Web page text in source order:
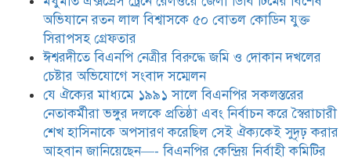
অভিযানে রতন লাল বিশ্বাসকে ৫০ বোতল কোডিন যুক্ত
সিরাপসহ গ্রেফতার
ঈশ্বরদীতে বিএনপি নেত্রীর বিরুদ্ধে জমি ও দোকান দখলের
চেষ্টার অভিযোগে সংবাদ সম্মেলন
যে ঐক্যের মাধ্যমে ১৯৯১ সালে বিএনপির সকলস্তরের
নেতাকর্মীরা ভঙ্গুর দলকে প্রতিষ্ঠা এবং নির্বাচন করে স্বৈরাচারী
শেখ হাসিনাকে অপসারণ করেছিল সেই ঐক্যকেই সুদৃঢ় করার
আহবান জানিয়েছেন—- বিএনপির কেন্দ্রিয় নির্বাহী কমিটির